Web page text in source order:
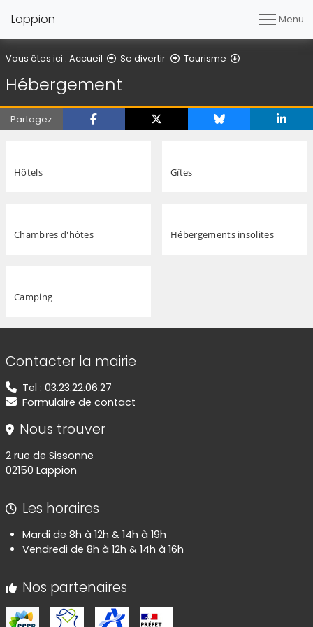
Lappion Menu
Vous êtes ici : Accueil Se divertir Tourisme
Hébergement
Partagez
Hôtels Gîtes
Chambres d'hôtes Hébergements insolites
Camping
Informations de contact
Contacter la mairie
Tel : 03.23.22.06.27
Formulaire de contact
Nous trouver
2 rue de Sissonne
02150 Lappion
Les horaires
Mardi de 8h à 12h & 14h à 19h
Vendredi de 8h à 12h & 14h à 16h
Nos partenaires